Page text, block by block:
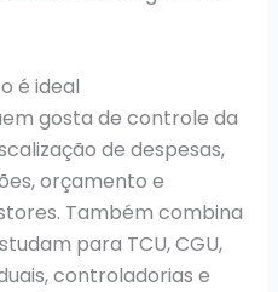
é ideal
gosta de controle da
de despesas,
orçamento e
Também combina
para TCU, CGU,
controladorias e